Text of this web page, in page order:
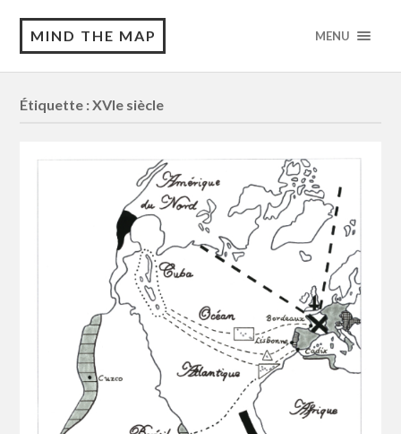
MIND THE MAP MENU
Étiquette :XVIe siècle